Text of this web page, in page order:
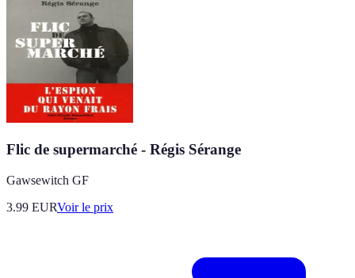
Flic de supermarché - Régis Sérange
Gawsewitch GF
3.99 EURVoir le prix